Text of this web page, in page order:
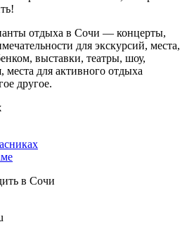
отдыха в Сочи — концерты,
для экскурсий, места,
выставки, театры, шоу,
для активного отдыха
другое.
в Сочи